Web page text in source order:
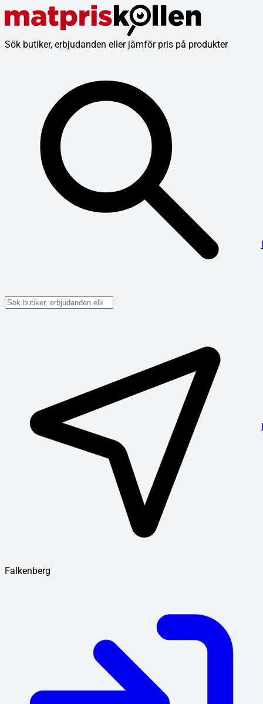
Sök butiker, erbjudanden eller jämför pris på produkter
Falkenberg